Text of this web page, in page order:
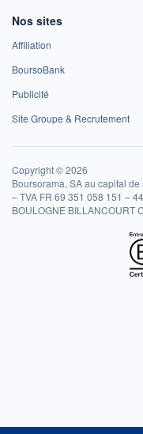
Nos sites
Affiliation
BoursoBank
Publicité
Site Groupe & Recrutement
Copyright © 2026
Boursorama, SA au capital
– TVA FR 69 351 058 151 –
BOULOGNE BILLANCOURT